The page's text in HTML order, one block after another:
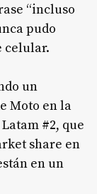
“incluso
pudo
celular.
un
Moto en la
#2, que
share en
en un